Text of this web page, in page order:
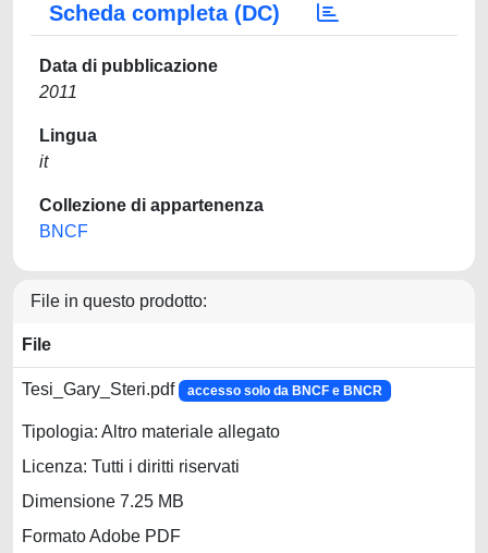
Scheda completa (DC)
Data di pubblicazione
2011
Lingua
it
Collezione di appartenenza
BNCF
File in questo prodotto:
File
Tesi_Gary_Steri.pdf accesso solo da BNCF e BNCR
Tipologia: Altro materiale allegato
Licenza: Tutti i diritti riservati
Dimensione 7.25 MB
Formato Adobe PDF